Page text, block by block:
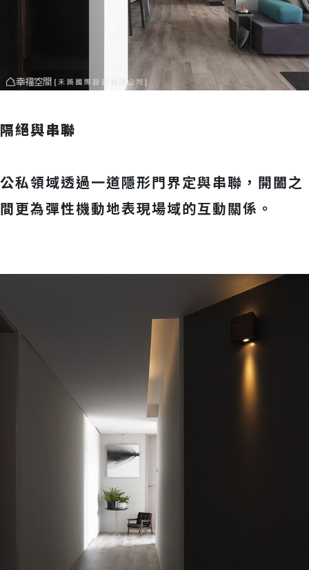
隔絕與串聯
公私領域透過一道隱形門界定與串聯，開闔之
間更為彈性機動地表現場域的互動關係。